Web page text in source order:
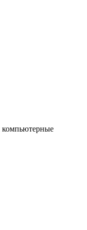
компьютерные